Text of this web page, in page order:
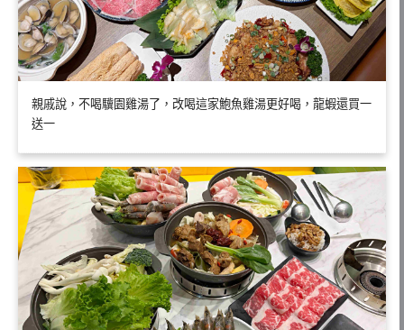
親戚說，不喝驥園雞湯了，改喝這家鮑魚雞湯更好喝，龍蝦還買一
送一